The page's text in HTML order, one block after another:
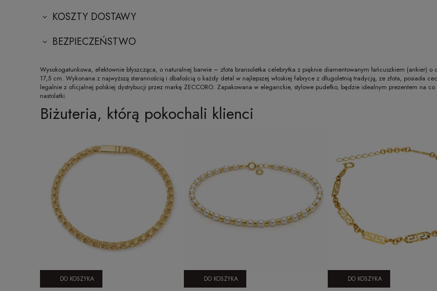
KOSZTY DOSTAWY
BEZPIECZEŃSTWO
Wysokogatunkowa, efektownie błyszcząca, o naturalnej barwie – złota bransoletka celebrytka z pięknie diamentowanym łańcuszkiem (ankier)
17,5 cm. Wykonana z najwyższą starannością i dbałością o każdy detal w najlepszej włoskiej fabryce z długoletnią tradycją, ze złota, posiada
legalnie z oficjalnej polskiej dystrybucji przez markę ZECCORO. Zapakowana w eleganckie, stylowe pudełko, będzie idealnym prezentem na
nastolatki.
Biżuteria, którą pokochali klienci
DO KOSZYKA DO KOSZYKA DO KOSZYKA